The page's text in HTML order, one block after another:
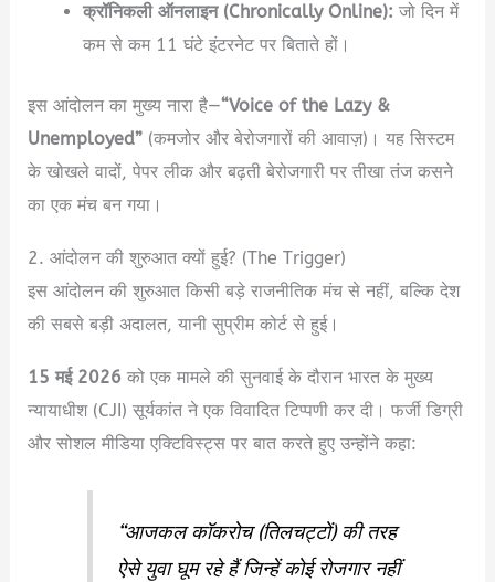
क्रॉनिकली ऑनलाइन (Chronically Online): जो दिन में
कम से कम 11 घंटे इंटरनेट पर बिताते हों।
इस आंदोलन का मुख्य नारा है—“Voice of the Lazy &
Unemployed” (कमजोर और बेरोजगारों की आवाज़)। यह सिस्टम
के खोखले वादों, पेपर लीक और बढ़ती बेरोजगारी पर तीखा तंज कसने
का एक मंच बन गया।
2. आंदोलन की शुरुआत क्यों हुई? (The Trigger)
इस आंदोलन की शुरुआत किसी बड़े राजनीतिक मंच से नहीं, बल्कि देश
की सबसे बड़ी अदालत, यानी सुप्रीम कोर्ट से हुई।
15 मई 2026 को एक मामले की सुनवाई के दौरान भारत के मुख्य
न्यायाधीश (CJI) सूर्यकांत ने एक विवादित टिप्पणी कर दी। फर्जी डिग्री
और सोशल मीडिया एक्टिविस्ट्स पर बात करते हुए उन्होंने कहा:
“आजकल कॉकरोच (तिलचट्टों) की तरह
ऐसे युवा घूम रहे हैं जिन्हें कोई रोजगार नहीं